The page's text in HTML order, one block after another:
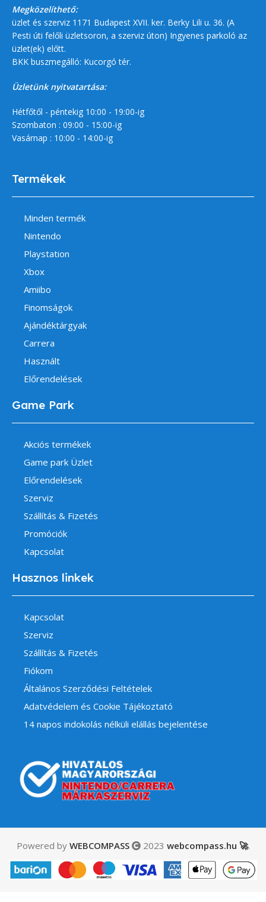
Megközelíthető:
üzlet és szerviz 1171 Budapest XVII. ker. Berky Lili u. 36. (A
Pesti úti felőli üzletsoron, a szerviz úton) Ingyenes parkoló az
üzlet(ek) előtt.
BKK buszmegálló: Kucorgó tér.
Üzletünk nyitvatartása:
Hétfőtől - péntekig 10:00 - 19:00-ig
Szombaton : 09:00 - 15:00-ig
Vasárnap : 10:00 - 14:00-ig
Termékek
Minden termék
Nintendo
Playstation
Xbox
Amiibo
Finomságok
Ajándéktárgyak
Carrera
Használt
Előrendelések
Game Park
Akciós termékek
Game park Üzlet
Előrendelések
Szerviz
Szállítás & Fizetés
Promóciók
Kapcsolat
Hasznos linkek
Kapcsolat
Szerviz
Szállítás & Fizetés
Fiókom
Általános Szerződési Feltételek
Adatvédelem és Cookie Tájékoztató
14 napos indokolás nélküli elállás bejelentése
Powered by WEBCOMPASS 2023 webcompass.hu 🚀.